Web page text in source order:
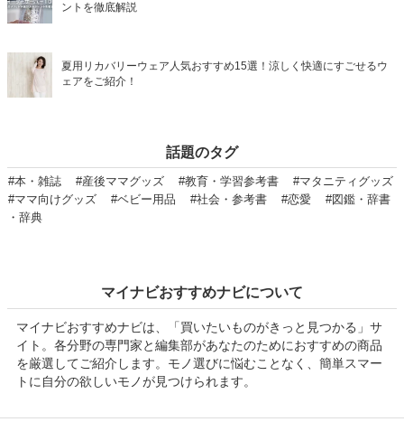
ントを徹底解説
夏用リカバリーウェア人気おすすめ15選！涼しく快適にすごせるウ
ェアをご紹介！
話題のタグ
#本・雑誌 #産後ママグッズ #教育・学習参考書
#マタニティグッズ
#ママ向けグッズ
#ベビー用品 #社会・参考書 #恋愛
#図鑑・辞書
・辞典
マイナビおすすめナビについて
マイナビおすすめナビは、「買いたいものがきっと見つかる」サ
イト。各分野の専門家と編集部があなたのためにおすすめの商品
を厳選してご紹介します。モノ選びに悩むことなく、簡単スマー
トに自分の欲しいモノが見つけられます。